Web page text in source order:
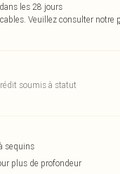
les 28 jours
Veuillez consulter notre
soumis à statut
sequins
plus de profondeur